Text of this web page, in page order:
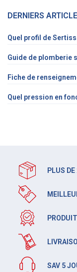
DERNIERS
Quel profil de
Guide de plomberie
Fiche de
Quel pression en
PLUS
SAV 5